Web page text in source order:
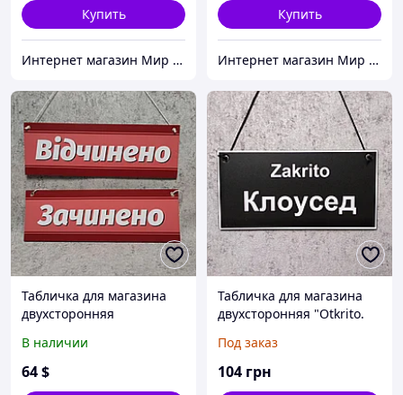
Купить
Интернет магазин Мир стендов. Товары из Украины
Купить
Интернет магазин Мир стендов. Товары из Украины
Табличка для магазина
двухсторонняя
(Красная)
В наличии
64$
Табличка для магазина
двухсторонняя "Otkrito.
Клоусед"
Под заказ
104 грн